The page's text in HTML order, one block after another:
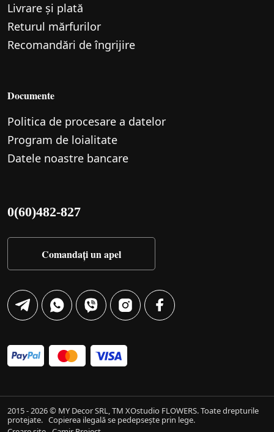
Livrare și plată
Returul mărfurilor
Recomandări de îngrijire
Documente
Politica de procesare a datelor
Program de loialitate
Datele noastre bancare
0(60)482-827
Comandați un apel
2015 - 2026 © MY Decor SRL, TM XOstudio FLOWERS. Toate drepturile
protejate. Copierea ilegală se pedepsește prin lege.